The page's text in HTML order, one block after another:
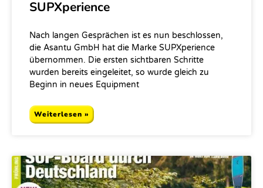
SUPXperience
Nach langen Gesprächen ist es nun beschlossen,
die Asantu GmbH hat die Marke SUPXperience
übernommen. Die ersten sichtbaren Schritte
wurden bereits eingeleitet, so wurde gleich zu
Beginn in neues Equipment
Weiterlesen »